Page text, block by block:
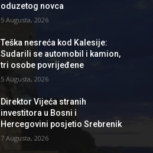
oduzetog novca
5 Augusta, 2026
Teška nesreća kod Kalesije:
Sudarili se automobil i kamion,
tri osobe povrijeđene
5 Augusta, 2026
Direktor Vijeća stranih
investitora u Bosni i
Hercegovini posjetio Srebrenik
7 Augusta, 2026